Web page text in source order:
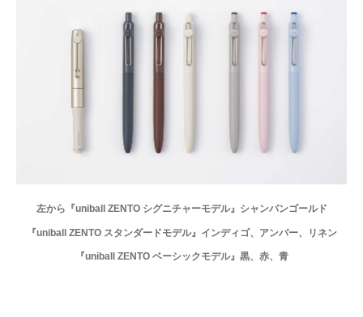
左から『uniball ZENTO シグニチャーモデル』シャンパンゴールド
『uniball ZENTO スタンダードモデル』インディゴ、アンバー、リネン
『uniball ZENTO ベーシックモデル』黒、赤、青